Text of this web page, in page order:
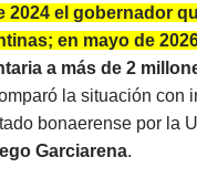
2024 el gobernador
en mayo de
a más de 2
la situación con
bonaerense por la
Garciarena.